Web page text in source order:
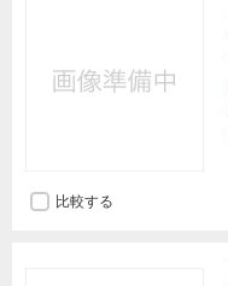
比較する